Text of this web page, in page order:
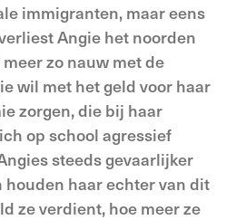
immigranten, maar eens
Angie het noorden
zo nauw met de
wil met het geld voor haar
zorgen, die bij haar
op school agressief
steeds gevaarlijker
haar echter van dit
ze verdient, hoe meer ze